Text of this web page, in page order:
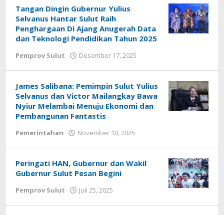
Tangan Dingin Gubernur Yulius
Selvanus Hantar Sulut Raih
Penghargaan Di Ajang Anugerah Data
dan Teknologi Pendidikan Tahun 2025
Pemprov Sulut Desember 17, 2025
James Salibana: Pemimpin Sulut Yulius
Selvanus dan Victor Mailangkay Bawa
Nyiur Melambai Menuju Ekonomi dan
Pembangunan Fantastis
Pemerintahan November 10, 2025
Peringati HAN, Gubernur dan Wakil
Gubernur Sulut Pesan Begini
Pemprov Sulut Juli 25, 2025